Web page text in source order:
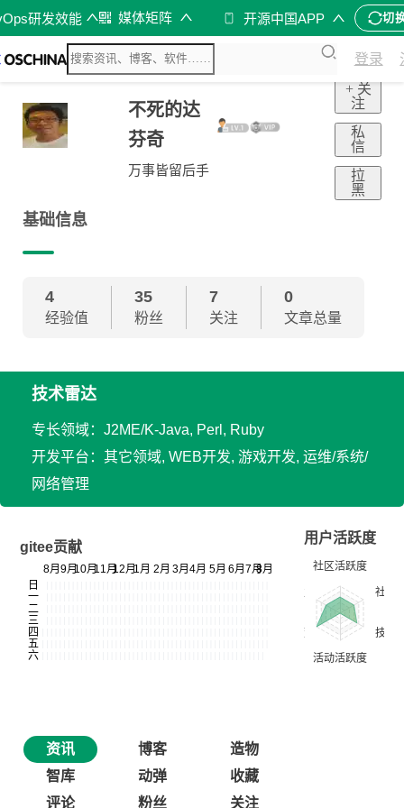
研发效能 媒体矩阵 开源中国APP 切
登录
不死的达
芬奇
万事皆留后手
+ 关
注
私
信
拉
黑
基础信息
4
经验值
35
粉丝
7
关注
0
文章总量
技术雷达
专长领域：J2ME/K-Java, Perl, Ruby
开发平台：其它领域, WEB开发, 游戏开发, 运维/系统/
网络管理
gitee贡献
用户活跃度
资讯 博客
造物
智库
动弹
收藏
评论
粉丝 关注